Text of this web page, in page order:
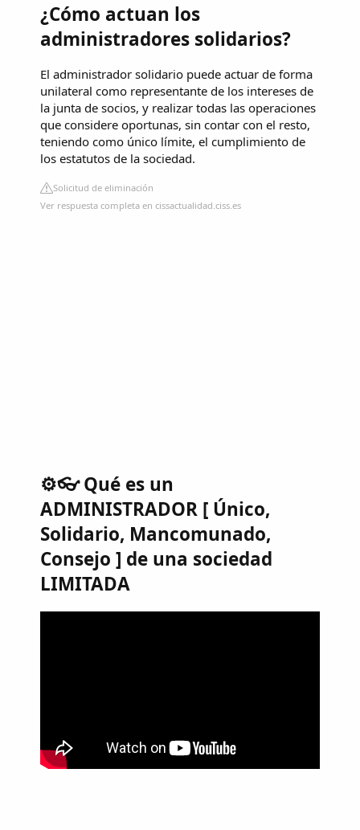
¿Cómo actuan los
administradores solidarios?
El administrador solidario puede actuar de forma
unilateral como representante de los intereses de
la junta de socios, y realizar todas las operaciones
que considere oportunas, sin contar con el resto,
teniendo como único límite, el cumplimiento de
los estatutos de la sociedad.
Solicitud de eliminación
Ver respuesta completa en cissactualidad.ciss.es
⚙👓 Qué es un
ADMINISTRADOR [ Único,
Solidario, Mancomunado,
Consejo ] de una sociedad
LIMITADA